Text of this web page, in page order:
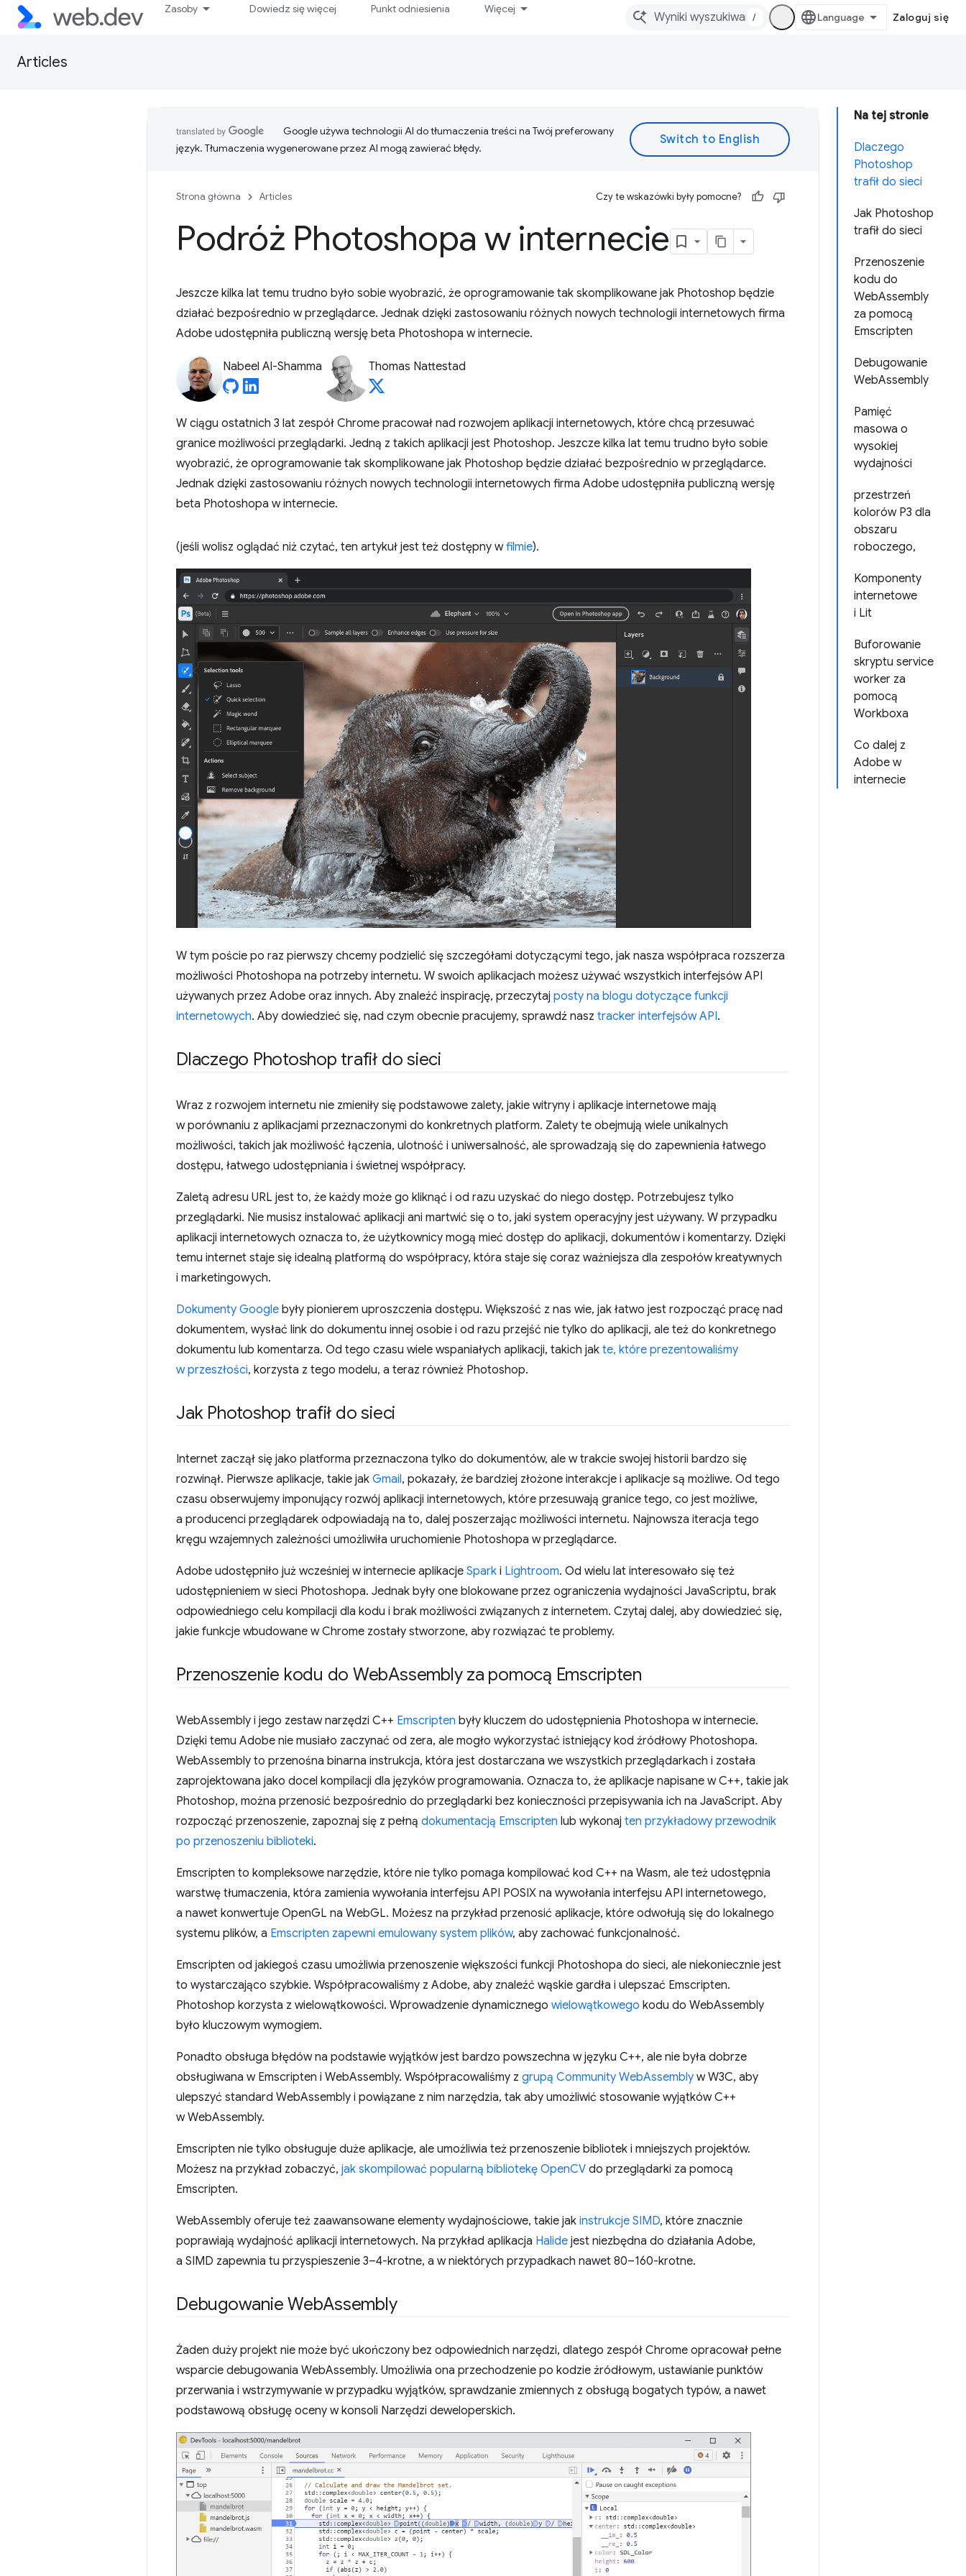
Zasoby Dowiedz się więcej Punkt odniesienia Więcej
/ Zaloguj się
Articles
Na tej stronie
Dlaczego
Photoshop
trafił do sieci
Jak Photoshop
trafił do sieci
Przenoszenie
kodu do
WebAssembly
za pomocą
Emscripten
Debugowanie
WebAssembly
Pamięć
masowa o
wysokiej
wydajności
przestrzeń
kolorów P3 dla
obszaru
roboczego,
Komponenty
internetowe
i Lit
Buforowanie
skryptu service
worker za
pomocą
Workboxa
Co dalej z
Adobe w
internecie
Google używa technologii AI do tłumaczenia treści na Twój preferowany
język. Tłumaczenia wygenerowane przez AI mogą zawierać błędy.
Strona główna Articles Czy te wskazówki były pomocne?
Podróż Photoshopa w internecie
Jeszcze kilka lat temu trudno było sobie wyobrazić, że oprogramowanie tak skomplikowane jak Photoshop będzie
działać bezpośrednio w przeglądarce. Jednak dzięki zastosowaniu różnych nowych technologii internetowych firma
Adobe udostępniła publiczną wersję beta Photoshopa w internecie.
Nabeel Al-Shamma Thomas Nattestad
W ciągu ostatnich 3 lat zespół Chrome pracował nad rozwojem aplikacji internetowych, które chcą przesuwać
granice możliwości przeglądarki. Jedną z takich aplikacji jest Photoshop. Jeszcze kilka lat temu trudno było sobie
wyobrazić, że oprogramowanie tak skomplikowane jak Photoshop będzie działać bezpośrednio w przeglądarce.
Jednak dzięki zastosowaniu różnych nowych technologii internetowych firma Adobe udostępniła publiczną wersję
beta Photoshopa w internecie.
(jeśli wolisz oglądać niż czytać, ten artykuł jest też dostępny wfilmie).
W tym poście po raz pierwszy chcemy podzielić się szczegółami dotyczącymi tego, jak nasza współpraca rozszerza
możliwości Photoshopa na potrzeby internetu. W swoich aplikacjach możesz używać wszystkich interfejsów API
używanych przez Adobe oraz innych. Aby znaleźć inspirację, przeczytaj posty na blogu dotyczące funkcji
internetowych. Aby dowiedzieć się, nad czym obecnie pracujemy, sprawdź nasz tracker interfejsów API.
Dlaczego Photoshop trafił do sieci
Wraz z rozwojem internetu nie zmieniły się podstawowe zalety, jakie witryny i aplikacje internetowe mają
w porównaniu z aplikacjami przeznaczonymi do konkretnych platform. Zalety te obejmują wiele unikalnych
możliwości, takich jak możliwość łączenia, ulotność i uniwersalność, ale sprowadzają się do zapewnienia łatwego
dostępu, łatwego udostępniania i świetnej współpracy.
Zaletą adresu URL jest to, że każdy może go kliknąć i od razu uzyskać do niego dostęp. Potrzebujesz tylko
przeglądarki. Nie musisz instalować aplikacji ani martwić się o to, jaki system operacyjny jest używany. W przypadku
aplikacji internetowych oznacza to, że użytkownicy mogą mieć dostęp do aplikacji, dokumentów i komentarzy. Dzięki
temu internet staje się idealną platformą do współpracy, która staje się coraz ważniejsza dla zespołów kreatywnych
i marketingowych.
Dokumenty Google były pionierem uproszczenia dostępu. Większość z nas wie, jak łatwo jest rozpocząć pracę nad
dokumentem, wysłać link do dokumentu innej osobie i od razu przejść nie tylko do aplikacji, ale też do konkretnego
dokumentu lub komentarza. Od tego czasu wiele wspaniałych aplikacji, takich jak te, które prezentowaliśmy
w przeszłości, korzysta z tego modelu, a teraz również Photoshop.
Jak Photoshop trafił do sieci
Internet zaczął się jako platforma przeznaczona tylko do dokumentów, ale w trakcie swojej historii bardzo się
rozwinął. Pierwsze aplikacje, takie jak Gmail, pokazały, że bardziej złożone interakcje i aplikacje są możliwe. Od tego
czasu obserwujemy imponujący rozwój aplikacji internetowych, które przesuwają granice tego, co jest możliwe,
a producenci przeglądarek odpowiadają na to, dalej poszerzając możliwości internetu. Najnowsza iteracja tego
kręgu wzajemnych zależności umożliwiła uruchomienie Photoshopa w przeglądarce.
Adobe udostępniło już wcześniej w internecie aplikacje Spark i Lightroom. Od wielu lat interesowało się też
udostępnieniem w sieci Photoshopa. Jednak były one blokowane przez ograniczenia wydajności JavaScriptu, brak
odpowiedniego celu kompilacji dla kodu i brak możliwości związanych z internetem. Czytaj dalej, aby dowiedzieć się,
jakie funkcje wbudowane w Chrome zostały stworzone, aby rozwiązać te problemy.
Przenoszenie kodu do WebAssembly za pomocą Emscripten
WebAssembly i jego zestaw narzędzi C++ Emscripten były kluczem do udostępnienia Photoshopa w internecie.
Dzięki temu Adobe nie musiało zaczynać od zera, ale mogło wykorzystać istniejący kod źródłowy Photoshopa.
WebAssembly to przenośna binarna instrukcja, która jest dostarczana we wszystkich przeglądarkach i została
zaprojektowana jako docel kompilacji dla języków programowania. Oznacza to, że aplikacje napisane w C++, takie jak
Photoshop, można przenosić bezpośrednio do przeglądarki bez konieczności przepisywania ich na JavaScript. Aby
rozpocząć przenoszenie, zapoznaj się z pełną dokumentacją Emscripten lub wykonaj ten przykładowy przewodnik
po przenoszeniu biblioteki.
Emscripten to kompleksowe narzędzie, które nie tylko pomaga kompilować kod C++ na Wasm, ale też udostępnia
warstwę tłumaczenia, która zamienia wywołania interfejsu API POSIX na wywołania interfejsu API internetowego,
a nawet konwertuje OpenGL na WebGL. Możesz na przykład przenosić aplikacje, które odwołują się do lokalnego
systemu plików, a Emscripten zapewni emulowany system plików, aby zachować funkcjonalność.
Emscripten od jakiegoś czasu umożliwia przenoszenie większości funkcji Photoshopa do sieci, ale niekoniecznie jest
to wystarczająco szybkie. Współpracowaliśmy z Adobe, aby znaleźć wąskie gardła i ulepszać Emscripten.
Photoshop korzysta z wielowątkowości. Wprowadzenie dynamicznego wielowątkowego kodu do WebAssembly
było kluczowym wymogiem.
Ponadto obsługa błędów na podstawie wyjątków jest bardzo powszechna w języku C++, ale nie była dobrze
obsługiwana w Emscripten i WebAssembly. Współpracowaliśmy z grupą Community WebAssembly w W3C, aby
ulepszyć standard WebAssembly i powiązane z nim narzędzia, tak aby umożliwić stosowanie wyjątków C++
w WebAssembly.
Emscripten nie tylko obsługuje duże aplikacje, ale umożliwia też przenoszenie bibliotek i mniejszych projektów.
Możesz na przykład zobaczyć, jak skompilować popularną bibliotekę OpenCV do przeglądarki za pomocą
Emscripten.
WebAssembly oferuje też zaawansowane elementy wydajnościowe, takie jak instrukcje SIMD, które znacznie
poprawiają wydajność aplikacji internetowych. Na przykład aplikacja Halide jest niezbędna do działania Adobe,
a SIMD zapewnia tu przyspieszenie 3–4-krotne, a w niektórych przypadkach nawet 80–160-krotne.
Debugowanie WebAssembly
Żaden duży projekt nie może być ukończony bez odpowiednich narzędzi, dlatego zespół Chrome opracował pełne
wsparcie debugowania WebAssembly. Umożliwia ona przechodzenie po kodzie źródłowym, ustawianie punktów
przerwania i wstrzymywanie w przypadku wyjątków, sprawdzanie zmiennych z obsługą bogatych typów, a nawet
podstawową obsługę oceny w konsoli Narzędzi deweloperskich.